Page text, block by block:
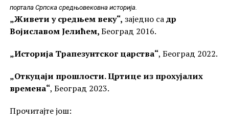
портала Српска средњовековна историја.
„Живети у средњем веку“, заједно садр
Војиславом Јелићем,Београд 2016.
„Историја Трапезунтског царства“, Београд 2022.
„Откуцаји прошлости. Цртице из прохујалих
времена“, Београд 2023.
Прочитајте још: